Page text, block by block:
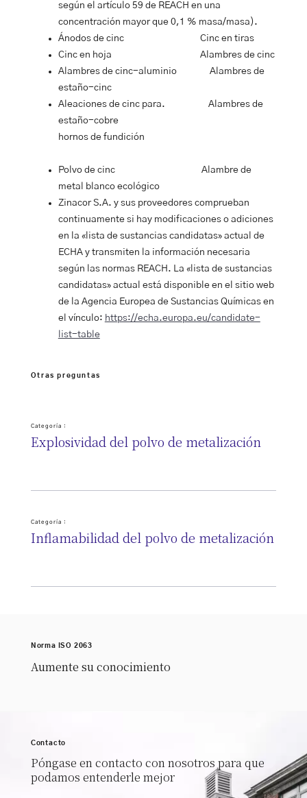
según el artículo 59 de REACH en una
concentración mayor que 0,1 % masa/masa).
Ánodos de cinc
Cinc en tiras
Cinc en hoja
Alambres de cinc
Alambres de cinc-aluminio
Alambres de
estaño-cinc
Aleaciones de cinc para. Alambres de
estaño-cobre
hornos de fundición
Polvo de cinc
Alambre de
metal blanco ecológico
Zinacor S.A. y sus proveedores comprueban
continuamente si hay modificaciones o adiciones
en la «lista de sustancias candidatas» actual de
ECHA y transmiten la información necesaria
según las normas REACH. La «lista de sustancias
candidatas» actual está disponible en el sitio web
de la Agencia Europea de Sustancias Químicas en
el vínculo: https://echa.europa.eu/candidate-
list-table
Otras preguntas
Categoría :
Explosividad del polvo de metalización
Categoría :
Inflamabilidad del polvo de metalización
Norma ISO 2063
Aumente su conocimiento
Contacto
Póngase en contacto con nosotros para que
podamos entenderle mejor